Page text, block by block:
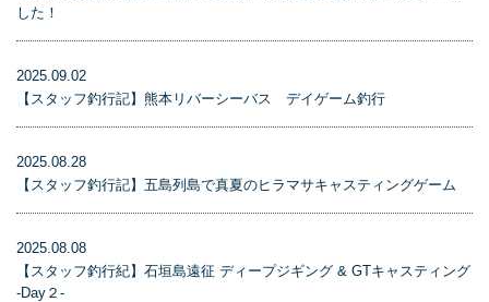
した！
2025.09.02
【スタッフ釣行記】熊本リバーシーバス デイゲーム釣行
2025.08.28
【スタッフ釣行記】五島列島で真夏のヒラマサキャスティングゲーム
2025.08.08
【スタッフ釣行紀】石垣島遠征 ディープジギング & GTキャスティング
-Day２-